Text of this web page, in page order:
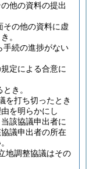
他の資料の提出
その他の資料に虚
。
手続の進捗がない
定による合意に
き。
を打ち切ったとき
を明らかにし
該協議申出者に
議申出者の所在
地調整協議はその